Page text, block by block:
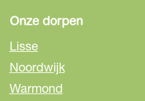
Onze dorpen
Lisse
Noordwijk
Warmond